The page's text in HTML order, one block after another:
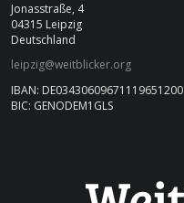
Jonasstraße, 4
04315 Leipzig
Deutschland
leipzig@weitblicker.org
IBAN: DE03430609671119651200
BIC: GENODEM1GLS